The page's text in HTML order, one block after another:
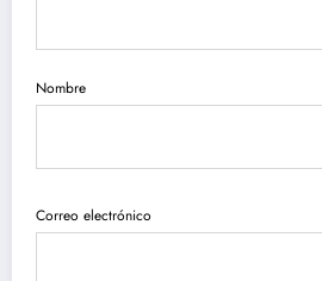
Nombre
Correo electrónico